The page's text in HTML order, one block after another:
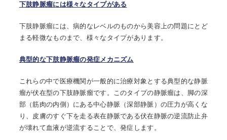
下肢静脈瘤には様々なタイプがある
下肢静脈瘤には、病的なレベルのものから美容上の問題にとど
まる軽微なものまで、様々なタイプがあります。
典型的な下肢静脈瘤の発症メカニズム
これらの中で医療機関が一般的に治療対象とする典型的な静脈
瘤が伏在型の下肢静脈瘤です。このタイプの静脈瘤は、脚の深
部（筋肉の内側）にある中心静脈（深部静脈）の圧力が高くな
り、皮膚のすぐ下を走る表在静脈である伏在静脈の逆流防止弁
が壊れて血液が逆流することで、発症します。